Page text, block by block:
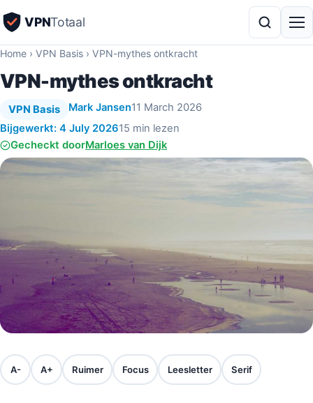
VPNTotaal
Home › VPN Basis › VPN-mythes ontkracht
VPN-mythes ontkracht
VPN Basis Mark Jansen11 March 2026
Bijgewerkt: 4 July 202615 min lezen
Gecheckt doorMarloes van Dijk
A- A+ Ruimer Focus Leesletter Serif